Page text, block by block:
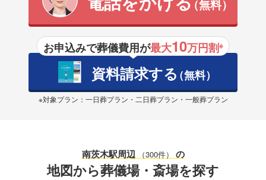
（無料）
お申込みで葬儀費用が最大10万円割※
資料請求する（無料）
※対象プラン：一日葬プラン・二日葬プラン・一般葬プラン
南茨木駅周辺 （300件） の
地図から葬儀場・斎場を探す